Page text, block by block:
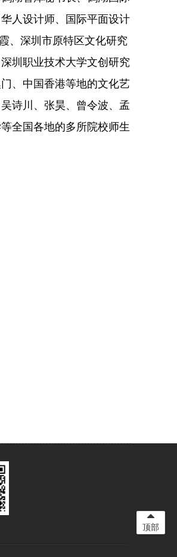
人设计师、国际平面设计
、深圳市原特区文化研究
圳职业技术大学文创研究
、中国香港等地的文化艺
诗川、张昊、曾令波、孟
全国各地的多所院校师生
顶部